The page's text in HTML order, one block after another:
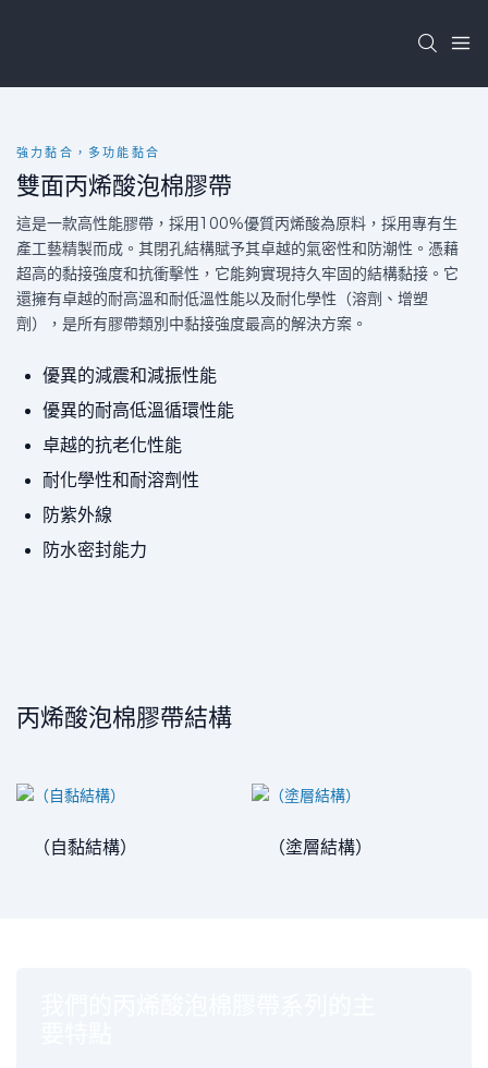
強力黏合，多功能黏合
雙面丙烯酸泡棉膠帶
這是一款高性能膠帶，採用100%優質丙烯酸為原料，採用專有生
產工藝精製而成。其閉孔結構賦予其卓越的氣密性和防潮性。憑藉
超高的黏接強度和抗衝擊性，它能夠實現持久牢固的結構黏接。它
還擁有卓越的耐高溫和耐低溫性能以及耐化學性（溶劑、增塑
劑），是所有膠帶類別中黏接強度最高的解決方案。
優異的減震和減振性能
優異的耐高低溫循環性能
卓越的抗老化性能
耐化學性和耐溶劑性
防紫外線
防水密封能力
丙烯酸泡棉膠帶結構
（自黏結構） （塗層結構）